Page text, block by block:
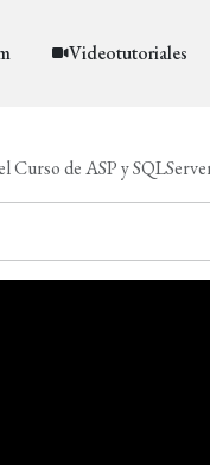
Videotutoriales
Curso de ASP y